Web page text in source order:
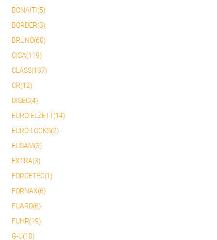
BONAITI(5)
BORDER(3)
BRUNO(60)
CISA(119)
CLASS(137)
CR(12)
DISEC(4)
EURO-ELZETT(14)
EURO-LOCKS(2)
EUSAM(3)
EXTRA(3)
FORCETEC(1)
FORNAX(6)
FUARO(6)
FUHR(19)
G-U(10)